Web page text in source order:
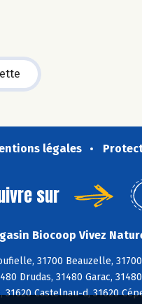
légales
sur
Biocoop Vivez
31700 Beauzelle,
Drudas, 31480 Garac,
Castelnau-d, 31620